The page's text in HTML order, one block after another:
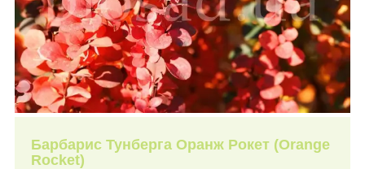
Барбарис Тунберга Оранж Рокет (Orange
Rocket)